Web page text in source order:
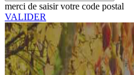
merci de saisir votre code postal
VALIDER